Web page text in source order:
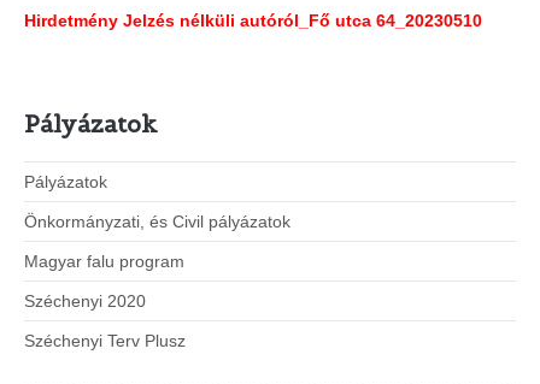
Hirdetmény Jelzés nélküli autóról_Fő utca 64_20230510
Pályázatok
Pályázatok
Önkormányzati, és Civil pályázatok
Magyar falu program
Széchenyi 2020
Széchenyi Terv Plusz